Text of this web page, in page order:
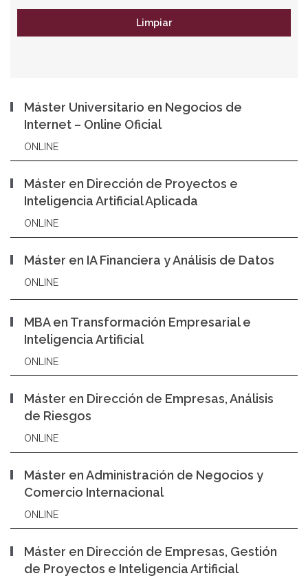
Limpiar
Máster Universitario en Negocios de
Internet – Online Oficial
ONLINE
Máster en Dirección de Proyectos e
Inteligencia Artificial Aplicada
ONLINE
Máster en IA Financiera y Análisis de Datos
ONLINE
MBA en Transformación Empresarial e
Inteligencia Artificial
ONLINE
Máster en Dirección de Empresas, Análisis
de Riesgos
ONLINE
Máster en Administración de Negocios y
Comercio Internacional
ONLINE
Máster en Dirección de Empresas, Gestión
de Proyectos e Inteligencia Artificial